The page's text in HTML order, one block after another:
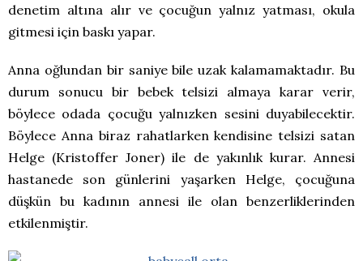
denetim altına alır ve çocuğun yalnız yatması, okula
gitmesi için baskı yapar.
Anna oğlundan bir saniye bile uzak kalamamaktadır. Bu
durum sonucu bir bebek telsizi almaya karar verir,
böylece odada çocuğu yalnızken sesini duyabilecektir.
Böylece Anna biraz rahatlarken kendisine telsizi satan
Helge (Kristoffer Joner) ile de yakınlık kurar. Annesi
hastanede son günlerini yaşarken Helge, çocuğuna
düşkün bu kadının annesi ile olan benzerliklerinden
etkilenmiştir.